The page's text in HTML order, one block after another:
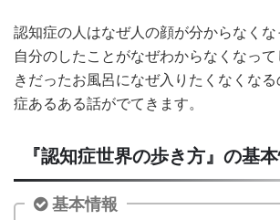
認知症の人はなぜ人の顔が分からなくな
自分のしたことがなぜわからなくなっ
きだったお風呂になぜ入りたくなくな
症あるある話がでてきます。
『認知症世界の歩き方』の基
基本情報